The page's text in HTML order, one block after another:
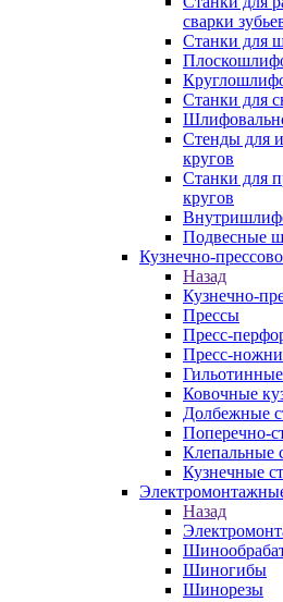
сварки
Станки для
Станки для
Стенды для
кругов
Станки для
кругов
Подвесные
Кузнечно-
Назад
Кузнечно-
Прессы
Пресс-
Пресс-
Ковочные
Долбежные
Поперечно-
Клепальные
Кузнечные
Назад
Шиногибы
Шинорезы